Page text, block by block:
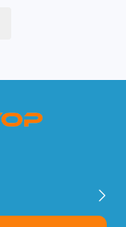
vereist
Af en toe